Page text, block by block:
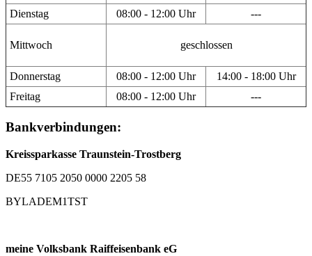
Dienstag
08:00 - 12:00 Uhr ---
Mittwoch geschlossen
Donnerstag 08:00 - 12:00 Uhr
14:00 - 18:00 Uhr
Freitag
08:00 - 12:00 Uhr ---
Bankverbindungen:
Kreissparkasse Traunstein-Trostberg
DE55 7105 2050 0000 2205 58
BYLADEM1TST
meine Volksbank Raiffeisenbank eG